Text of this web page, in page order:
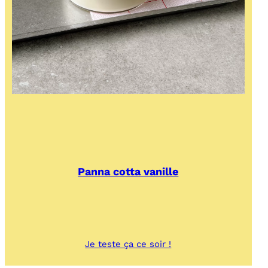
Panna cotta vanille
Je teste ça ce soir !
cotta